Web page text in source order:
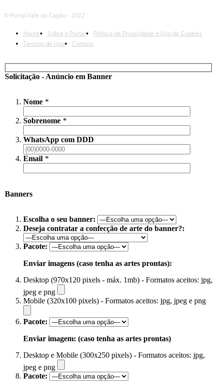
© Portal Vale do Capão - 2022
Home Sobre o Portal
Política de Privacidade e Uso de Cookies
Termos de Uso
Contato
Solicitação - Anúncio em Banner
Nome *
Sobrenome *
WhatsApp com DDD
Email *
Banners
Escolha o seu banner:
Deseja contratar a confecção de arte do banner?:
Pacote:
Enviar imagens (caso tenha as artes prontas):
Desktop (970x120 pixels - máx. 1mb) - Formatos aceitos: jpg,
jpeg e png
Mobile (320x100 pixels) - Formatos aceitos: jpg, jpeg e png
Pacote:
Enviar imagem: (caso tenha as artes prontas)
Desktop e Mobile (300x250 pixels) - Formatos aceitos: jpg,
jpeg e png
Pacote: